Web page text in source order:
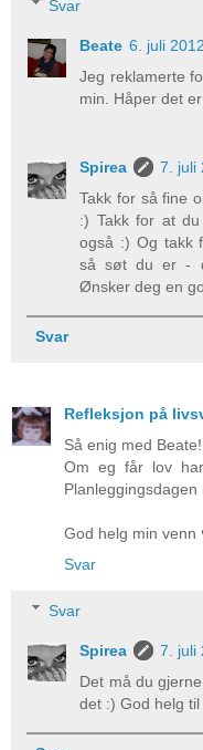
Svar
Beate 6. juli
Jeg reklamerte
min. Håper det
Spirea
7. juli
Takk for så fine
:) Takk for at
også :) Og takk
så søt du er -
Ønsker deg en
Svar
Refleksjon på
Så enig med Beate!
Om eg får lov
Planleggingsdagen
God helg min venn
Svar
Svar
Spirea
7. juli
Det må du
det :) God helg